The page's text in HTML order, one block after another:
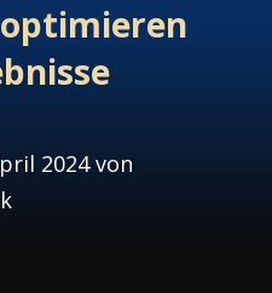
2024 von